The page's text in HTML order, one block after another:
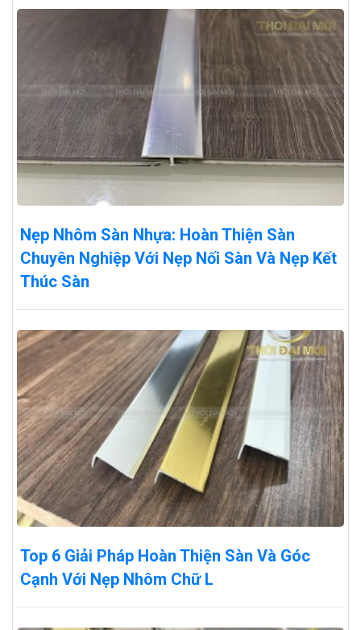
Nẹp Nhôm Sàn Nhựa: Hoàn Thiện Sàn
Chuyên Nghiệp Với Nẹp Nối Sàn Và Nẹp Kết
Thúc Sàn
Top 6 Giải Pháp Hoàn Thiện Sàn Và Góc
Cạnh Với Nẹp Nhôm Chữ L